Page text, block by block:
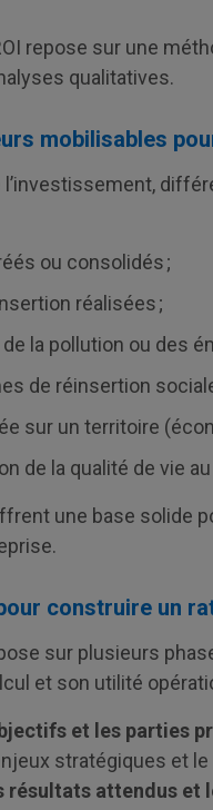
repose sur une
qualitatives.
mobilisables
l’investissement,
ou consolidés ;
réalisées ;
la pollution ou des
de réinsertion
sur un territoire
de la qualité de vie
une base solide
construire un
sur plusieurs
et son utilité
et les parties
stratégiques et le
résultats attendus et